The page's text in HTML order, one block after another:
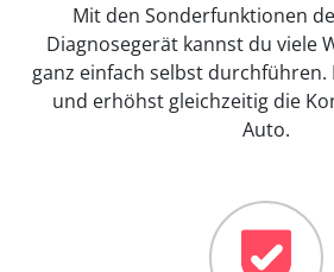
Mit den Sonderfunktionen
Diagnosegerät kannst du viele
ganz einfach selbst durchführen.
und erhöhst gleichzeitig die
Auto.